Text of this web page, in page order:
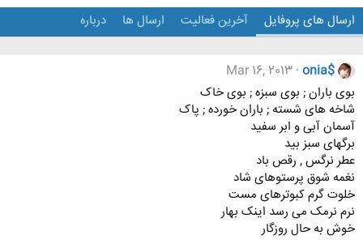
ارسال های پروفایل آخرین فعالیت ارسال ها درباره
onia$
Mar 16, 2013
بوی باران ; بوی سبزه ; بوی خاک
شاخه های شسته ; باران خورده ; پاک
آسمان آبی و ابر سفید
برگهای سبز بید
عطر نرگس , رقص باد
نغمه شوق پرستوهای شاد
خلوت گرم کبوترهای مست
نرم نرمک می رسد اینک بهار
خوش به حال روزگار